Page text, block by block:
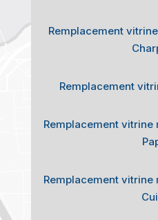
Remplacement
Remplacement
Remplacement
Remplacement